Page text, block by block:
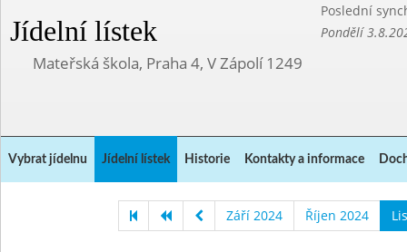
Jídelní lístek
Poslední
Pondělí
Mateřská škola, Praha 4, V Zápolí 1249
Vybrat jídelnu Jídelní lístek Historie Kontakty a informace
Září 2024 Říjen 2024